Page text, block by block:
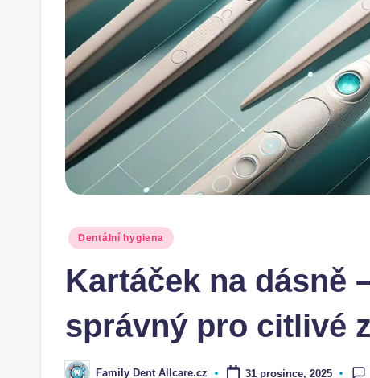
Posted
Dentální hygiena
Kartáček na dásně
správný pro citlivé
Family Dent Allcare.cz 31 prosince, 2025